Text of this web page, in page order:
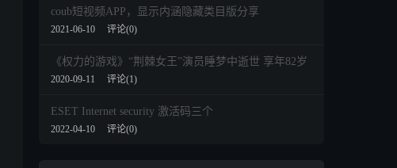
coub短视频APP，显示内涵隐藏类目版分享
2021-06-10 评论(0)
《权力的游戏》“荆棘女王”演员睡梦中逝世 享年82岁
2020-09-11 评论(1)
ESET Internet security 激活码三个
2022-04-10 评论(0)